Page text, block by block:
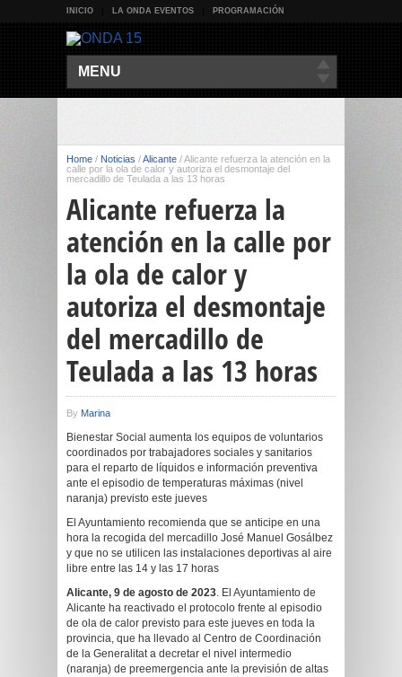
INICIO LA ONDA EVENTOS PROGRAMACIÓN
MENU
Home / Noticias /Alicante /Alicante refuerza la atención en la
calle por la ola de calor y autoriza el desmontaje del
mercadillo de Teulada a las 13 horas
Alicante refuerza la
atención en la calle por
la ola de calor y
autoriza el desmontaje
del mercadillo de
Teulada a las 13 horas
By Marina
Bienestar Social aumenta los equipos de voluntarios
coordinados por trabajadores sociales y sanitarios
para el reparto de líquidos e información preventiva
ante el episodio de temperaturas máximas (nivel
naranja) previsto este jueves
El Ayuntamiento recomienda que se anticipe en una
hora la recogida del mercadillo José Manuel Gosálbez
y que no se utilicen las instalaciones deportivas al aire
libre entre las 14 y las 17 horas
Alicante, 9 de agosto de 2023. El Ayuntamiento de
Alicante ha reactivado el protocolo frente al episodio
de ola de calor previsto para este jueves en toda la
provincia, que ha llevado al Centro de Coordinación
de la Generalitat a decretar el nivel intermedio
(naranja) de preemergencia ante la previsión de altas